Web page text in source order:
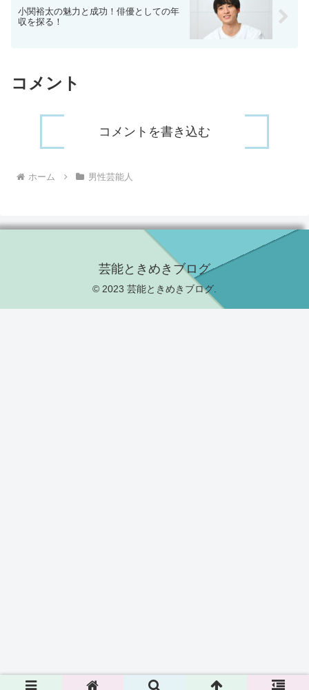
小関裕太の魅力と成功！俳優としての年
収を探る！
コメント
コメントを書き込む
ホーム 男性芸能人
芸能ときめきブログ
© 2023 芸能ときめきブログ.